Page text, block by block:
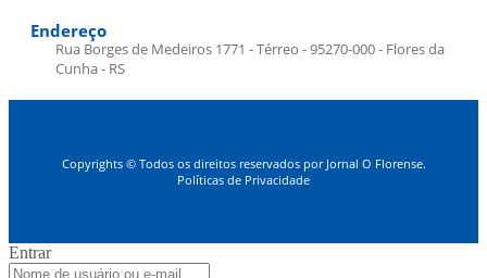
Endereço
Rua Borges de Medeiros 1771 - Térreo - 95270-000 - Flores da
Cunha - RS
Copyrights © Todos os direitos reservados por Jornal O Florense.
Políticas de Privacidade
Entrar